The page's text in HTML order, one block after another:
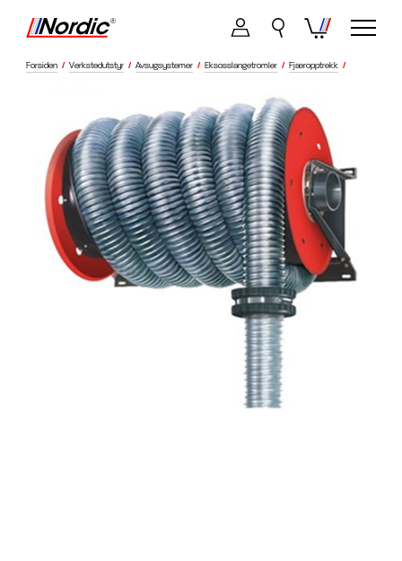
Forsiden / Verkstedutstyr / Avsugsystemer / Eksosslangetromler / Fjæropptrekk /